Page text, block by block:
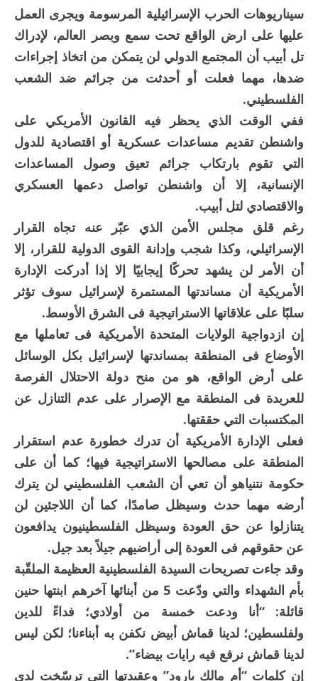
سيناريوهات الحرب الإسرائيلية المرسومة ويجرى العمل
عليها على ارض الواقع تحت سمع وبصر العالم، لإدراك
تل أبيب أن المجتمع الدولي لن يتمكن من اتخاذ إجراءات
ضدها، مهما فعلت أو أحدثت من جرائم ضد الشعب
الفلسطيني.
ففي الوقت الذي يحظر فيه القانون الأمريكي على
واشنطن تقديم مساعدات عسكرية أو اقتصادية للدول
التي تقوم بارتكاب جرائم تعيق وصول المساعدات
الإنسانية، إلا أن واشنطن تواصل دعمها العسكري
والاقتصادي لتل أبيب.
رغم قلق مجلس الأمن الذي عبّر عنه تجاه القرار
الإسرائيلي، وكذا شجب وإدانة القوى الدولية للقرار، إلا
أن الأمر لن يشهد تحركًا إيجابيًا إلا إذا أدركت الإدارة
الأمريكية أن مساندتها المستمرة لإسرائيل سوف تؤثر
سلبًا على علاقاتها الاستراتيجية فى الشرق الأوسط.
إن ازدواجية الولايات المتحدة الأمريكية فى تعاملها مع
الأوضاع فى المنطقة بمساندتها لإسرائيل بكل الوسائل
على أرض الواقع، هو من منح دولة الاحتلال الفرصة
للعربدة فى المنطقة مع الإصرار على عدم التنازل عن
المكتسبات التي حققتها.
فعلى الإدارة الأمريكية أن تدرك خطورة عدم استقرار
المنطقة على مصالحها الاستراتيجية فيها؛ كما أن على
حكومة نتنياهو أن تعي أن الشعب الفلسطيني لن يترك
أرضه مهما حدث وسيظل صامدًا، كما أن اللاجئين لن
يتنازلوا عن حق العودة وسيظل الفلسطينيون يدافعون
عن حقوقهم فى العودة إلى أراضيهم جيلاً بعد جيل.
وقد جاءت تصريحات السيدة الفلسطينية العظيمة الملقّبة
بأم الشهداء والتي ودّعت 5 من أبنائها آخرهم ابنتها حنين
قائلة: “أنا ودعت خمسة من أولادي؛ فداءً للدين
ولفلسطين؛ لدينا قماش أبيض نكفن به أبناءنا؛ لكن ليس
لدينا قماش نرفع فيه رايات بيضاء”.
إن كلمات “أم مالك بارود” وعقيدتها التي ترسّخت لدى